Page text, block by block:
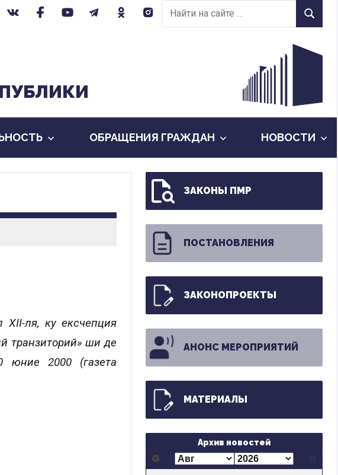
Найти
на
Найти
ОБРАЩЕНИЯ ГРАЖДАН НОВОСТИ
XII-ля, ку ексчепция
транзиторий» ши де
юние 2000 (газета
ЗАКОНЫ ПМР
ПОСТАНОВЛЕНИЯ
ЗАКОНОПРОЕКТЫ
АНОНС МЕРОПРИЯТИЙ
МАТЕРИАЛЫ
Архив новостей